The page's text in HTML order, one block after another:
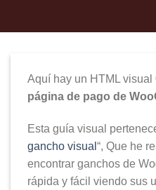
Aquí hay un HTML visual
página de pago de
Esta guía visual
gancho visual “, Que he
encontrar ganchos de
rápida y fácil viendo sus